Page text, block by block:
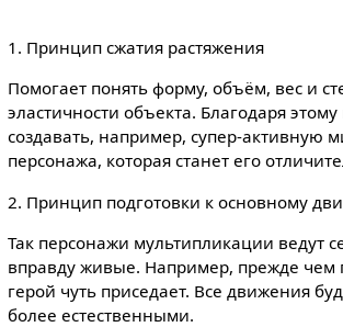
1. Принцип сжатия растяжения
Помогает понять форму, объём, вес и
эластичности объекта. Благодаря
создавать, например, супер-активную
персонажа, которая станет его
2. Принцип подготовки к основному
Так персонажи мультипликации ведут
вправду живые. Например, прежде чем
герой чуть приседает. Все движения
более естественными.